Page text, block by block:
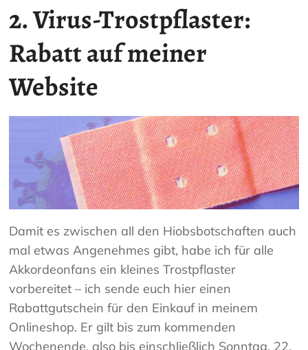
2. Virus-Trostpflaster:
Rabatt auf meiner
Website
Damit es zwischen all den Hiobsbotschaften auch
mal etwas Angenehmes gibt, habe ich für alle
Akkordeonfans ein kleines Trostpflaster
vorbereitet – ich sende euch hier einen
Rabattgutschein für den Einkauf in meinem
Onlineshop. Er gilt bis zum kommenden
Wochenende, also bis einschließlich Sonntag, 22.